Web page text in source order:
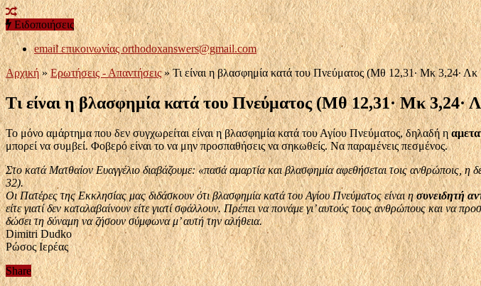
Ειδοποιήσεις
email επικοινωνίαςorthodoxanswers@gmail.com
Αρχική » Ερωτήσεις - Απαντήσεις » Τι είναι η βλασφημία κατά του Πνεύματος (Мθ 12,31· Мκ 3,24· Λκ
Τι είναι η βλασφημία κατά του Πνεύματος (Мθ 12,31· Мκ 3,24·
Το μόνο αμάρτημα που δεν συγχωρείται είναι η βλασφημία κατά του Αγίου Πνεύματος, δηλαδή η
μπορεί να συμβεί. Φοβερό είναι το να μην προσπαθήσεις να σηκωθείς. Να παραμένεις πεσμένος.
Στο κατά Ματθαίον Ευαγγέλιο διαβάζουμε: «πασά αμαρτία και βλασφημία αφεθήσεται τοις ανθρώποις,
32).
Οι Πατέρες της Εκκλησίας μας διδάσκουν ότι βλασφημία κατά του Αγίου Πνεύματος είναι ησυνειδητή
είτε γιατί δεν καταλαβαίνουν είτε γιατί σφάλλουν. Πρέπει να πονάμε γι’ αυτούς τους ανθρώπους και να
δώσει τη δύναμη να ζήσουν σύμφωνα μ’ αυτή την αλήθεια.
Dimitri Dudko
Ρώσος Ιερέας
Share